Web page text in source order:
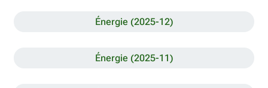
Énergie (2025-12)
Énergie (2025-11)